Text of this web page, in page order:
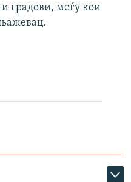
градови, меѓу кои